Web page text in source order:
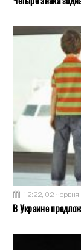
12:22, 02
В Украине